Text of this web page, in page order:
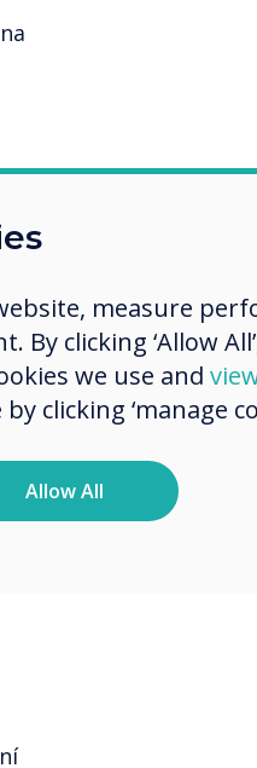
measure
clicking ‘Allow
we use and
clicking ‘manage
Allow All